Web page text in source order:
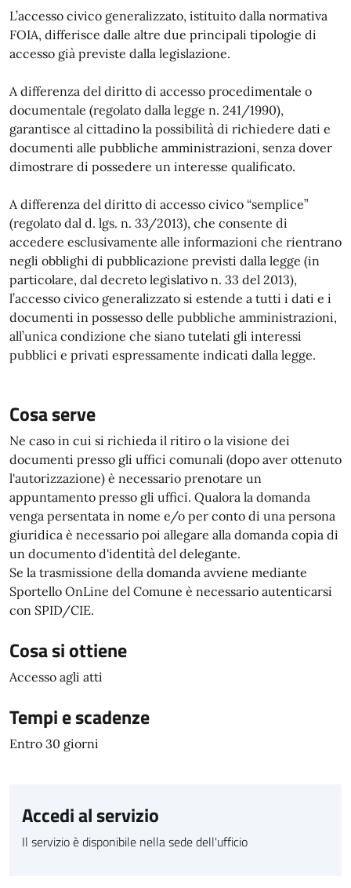
L’accesso civico generalizzato, istituito dalla normativa
FOIA, differisce dalle altre due principali tipologie di
accesso già previste dalla legislazione.
A differenza del diritto di accesso procedimentale o
documentale (regolato dalla legge n. 241/1990),
garantisce al cittadino la possibilità di richiedere dati e
documenti alle pubbliche amministrazioni, senza dover
dimostrare di possedere un interesse qualificato.
A differenza del diritto di accesso civico “semplice”
(regolato dal d. lgs. n. 33/2013), che consente di
accedere esclusivamente alle informazioni che rientrano
negli obblighi di pubblicazione previsti dalla legge (in
particolare, dal decreto legislativo n. 33 del 2013),
l’accesso civico generalizzato si estende a tutti i dati e i
documenti in possesso delle pubbliche amministrazioni,
all’unica condizione che siano tutelati gli interessi
pubblici e privati espressamente indicati dalla legge.
Cosa serve
Ne caso in cui si richieda il ritiro o la visione dei
documenti presso gli uffici comunali (dopo aver ottenuto
l'autorizzazione) è necessario prenotare un
appuntamento presso gli uffici. Qualora la domanda
venga persentata in nome e/o per conto di una persona
giuridica è necessario poi allegare alla domanda copia di
un documento d'identità del delegante.
Se la trasmissione della domanda avviene mediante
Sportello OnLine del Comune è necessario autenticarsi
con SPID/CIE.
Cosa si ottiene
Accesso agli atti
Tempi e scadenze
Entro 30 giorni
Accedi al servizio
Il servizio è disponibile nella sede dell'ufficio